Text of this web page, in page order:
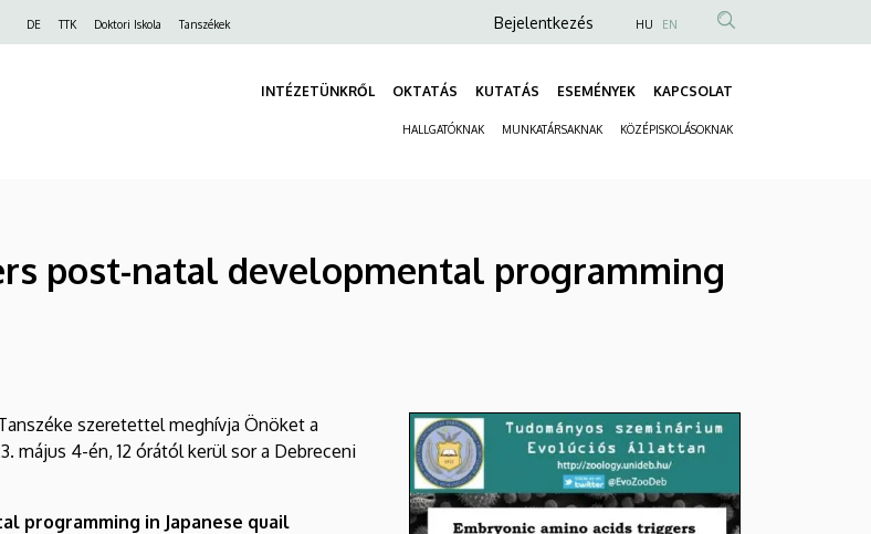
DE TTK Doktori Iskola Tanszékek
Anonim
fiók
menüje
Bejelentkezés HU EN
INTÉZETÜNKRŐL OKTATÁS KUTATÁS ESEMÉNYEK KAPCSOLAT
HALLGATÓKNAK MUNKATÁRSAKNAK KÖZÉPISKOLÁSOKNAK
post-natal developmental programming
szeretettel meghívja Önöket a
május 4-én, 12 órától kerül sor a Debreceni
programming in Japanese quail